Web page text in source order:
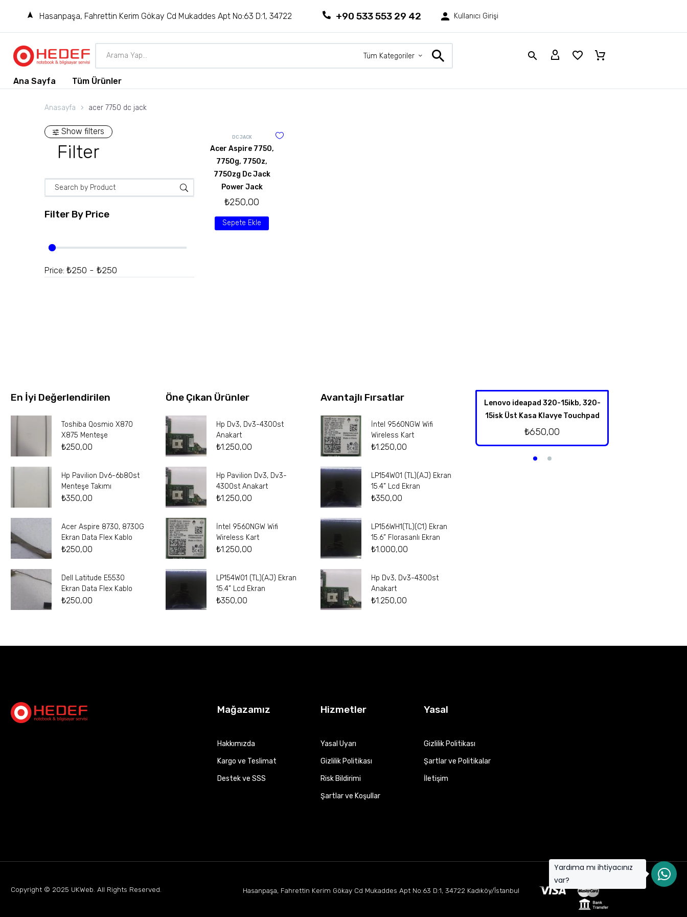
Hasanpaşa, Fahrettin Kerim Gökay Cd Mukaddes Apt No:63 D:1, 34722 +90 533 553 29 42 Kullanıcı Girişi
Tüm Kategoriler
Ana Sayfa Tüm Ürünler
Anasayfa acer 7750 dc jack
Show filters
Filter
Filter By Price
Price: ₺250 - ₺250
DC JACK
Acer Aspire 7750,
7750g, 7750z,
7750zg Dc Jack
Power Jack
₺250,00
Sepete Ekle
En İyi Değerlendirilen
Toshiba Qosmio X870
X875 Menteşe
₺250,00
Hp Pavilion Dv6-6b80st
Menteşe Takımı
₺350,00
Acer Aspire 8730, 8730G
Ekran Data Flex Kablo
₺250,00
Dell Latitude E5530
Ekran Data Flex Kablo
₺250,00
Öne Çıkan Ürünler
Hp Dv3, Dv3-4300st
Anakart
₺1.250,00
Hp Pavilion Dv3, Dv3-
4300st Anakart
₺1.250,00
İntel 9560NGW Wifi
Wireless Kart
₺1.250,00
LP154W01 (TL)(AJ) Ekran
15.4” Lcd Ekran
₺350,00
Avantajlı Fırsatlar
İntel 9560NGW Wifi
Wireless Kart
₺1.250,00
LP154W01 (TL)(AJ) Ekran
15.4” Lcd Ekran
₺350,00
LP156WH1(TL)(C1) Ekran
15.6” Florasanlı Ekran
₺1.000,00
Hp Dv3, Dv3-4300st
Anakart
₺1.250,00
Lenovo ideapad 320-15ikb, 320-
15isk Üst Kasa Klavye Touchpad
₺650,00
Mağazamız
Hakkımızda
Kargo ve Teslimat
Destek ve SSS
Hizmetler
Yasal Uyarı
Gizlilik Politikası
Risk Bildirimi
Şartlar ve Koşullar
Yasal
Gizlilik Politikası
Şartlar ve Politikalar
İletişim
Copyright © 2025 UKWeb . All Rights Reserved. Hasanpaşa, Fahrettin Kerim Gökay Cd Mukaddes Apt No:63 D:1, 34722 Kadıköy/İstanbul
Yardıma mı ihtiyacınız
var?